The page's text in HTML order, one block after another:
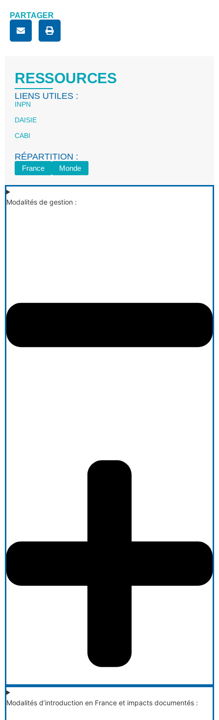
PARTAGER
RESSOURCES
LIENS UTILES :
INPN
DAISIE
CABI
RÉPARTITION :
France Monde
Modalités de gestion :
Modalités d’introduction en France et impacts documentés :